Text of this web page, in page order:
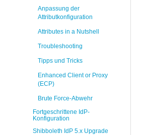
Anpassung der
Attributkonfiguration
Attributes in a Nutshell
Troubleshooting
Tipps und Tricks
Enhanced Client or Proxy
(ECP)
Brute Force-Abwehr
Fortgeschrittene IdP-
Konfiguration
Shibboleth IdP 5.x Upgrade